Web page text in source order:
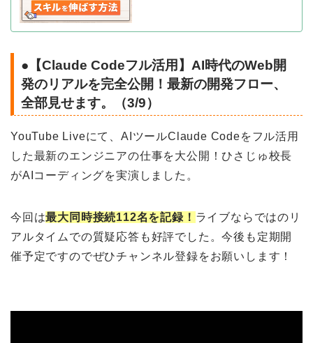
●【Claude Codeフル活用】AI時代のWeb開
発のリアルを完全公開！最新の開発フロー、
全部見せます。（3/9）
YouTube Liveにて、AIツールClaude Codeをフル活用
した最新のエンジニアの仕事を大公開！ひさじゅ校長
がAIコーディングを実演しました。
今回は最大同時接続112名を記録！ ライブならではのリ
アルタイムでの質疑応答も好評でした。今後も定期開
催予定ですのでぜひチャンネル登録をお願いします！